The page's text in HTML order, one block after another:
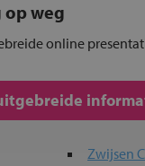
op weg
online
Zwijsen